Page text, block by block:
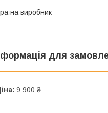
виробник
для
9 900 ₴